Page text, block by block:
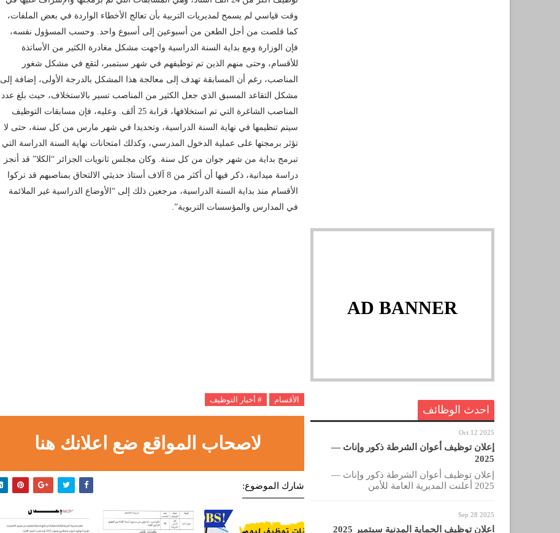
AD BANNER
احدث الوظائف
Oct 12 2025
إعلان توظيف أعوان الشرطة ذكور وإناث —
2025
إعلان توظيف أعوان الشرطة ذكور وإناث —
2025 أعلنت المديرية العامة للأمن
Sep 28 2025
اعلان توظيف الحماية المدنية سبتمبر 2025
وقت قياسي لم يسمح لمديريات التربية بأن تعالج الأخطاء الواردة في بعض الملفات،
كما قلصت من أجل الطعن من أسبوعين إلى أسبوع واحد. وحسب المسؤول نفسه،
فإن الوزارة ومع بداية السنة الدراسية واجهت مشكل مغادرة الكثير من الأساتذة
للأقسام، وحتى منهم الذين تم توظيفهم في شهر سبتمبر، لتقع في مشكل شغور
المناصب، رغم أن المسابقة تهدف إلى معالجة هذا المشكل بالدرجة الأولى، إضافة إلى
مشكل التقاعد المسبق الذي جعل الكثير من المناصب تسير بالاستخلاف، حيث بلغ عدد
المناصب الشاغرة التي تم استخلافها، قرابة 25 ألف. وعليه، فإن مسابقات التوظيف
سيتم تنظيمها في نهاية السنة الدراسية، وتحديدا في شهر مارس من كل سنة، حتى لا
تؤثر برمجتها على عملية الدخول المدرسي، وكذلك امتحانات نهاية السنة الدراسة التي
تبرمج بداية من شهر جوان من كل سنة. وكان مجلس ثانويات الجزائر “الكلا” قد أنجز
دراسة ميدانية، ذكر فيها أن أكثر من 8 آلاف أستاذ حديثي الالتحاق بمناصبهم قد تركوا
الأقسام منذ بداية السنة الدراسية، مرجعين ذلك إلى “الأوضاع الدراسية غير الملائمة
في المدارس والمؤسسات التربوية”.
الأقسام # أخبار التوظيف
لاصحاب المواقع ضع اعلانك هنا
شارك الموضوع: